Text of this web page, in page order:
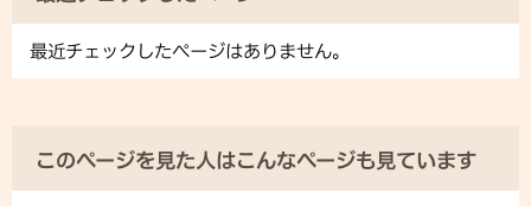
最近チェックしたページはありません。
このページを見た人はこんなページも見ています